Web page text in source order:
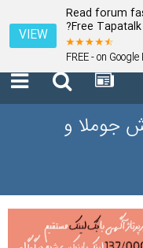
Read forum
Free Tapatalk
FREE - on Google
VIEW
جوملا و